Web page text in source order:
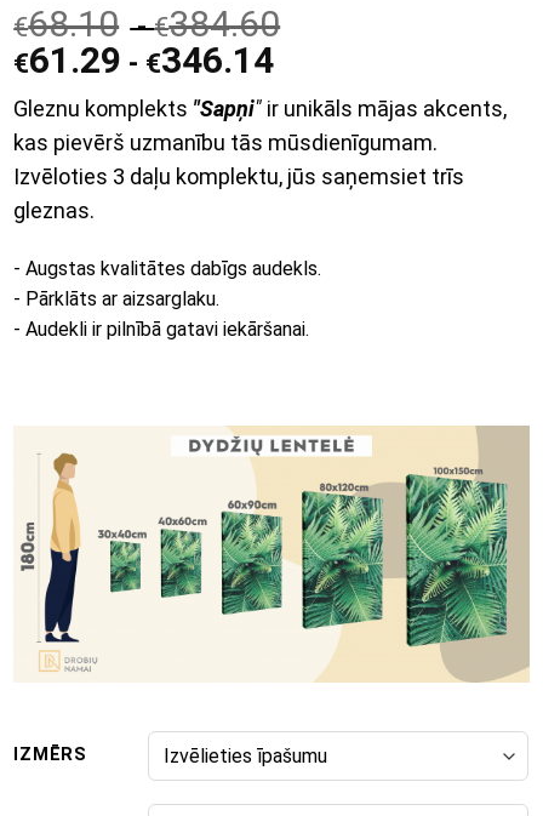
€68.10 -€384.60
€61.29 - €346.14
Gleznu komplekts "Sapņi" ir unikāls mājas akcents,
kas pievērš uzmanību tās mūsdienīgumam.
Izvēloties 3 daļu komplektu, jūs saņemsiet trīs
gleznas.
- Augstas kvalitātes dabīgs audekls.
- Pārklāts ar aizsarglaku.
- Audekli ir pilnībā gatavi iekāršanai.
IZMĒRS